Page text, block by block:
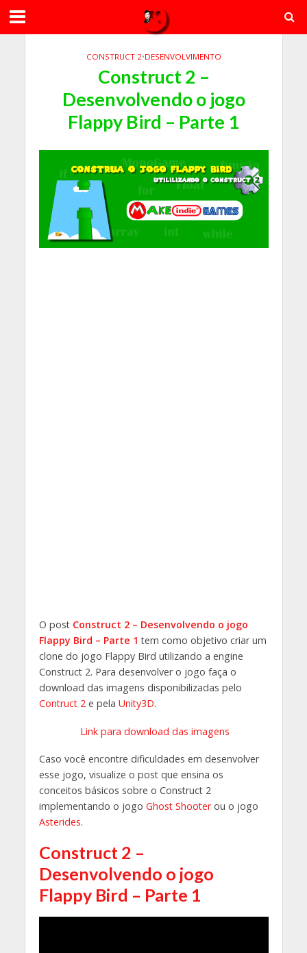
CONSTRUCT 2•DESENVOLVIMENTO
Construct 2 –
Desenvolvendo o jogo
Flappy Bird – Parte 1
O post Construct 2 – Desenvolvendo o jogo
Flappy Bird – Parte 1 tem como objetivo criar um
clone do jogo Flappy Bird utilizando a engine
Construct 2. Para desenvolver o jogo faça o
download das imagens disponibilizadas pelo
Contruct 2 e pela Unity3D.
Link para download das imagens
Caso você encontre dificuldades em desenvolver
esse jogo, visualize o post que ensina os
conceitos básicos sobre o Construct 2
implementando o jogo Ghost Shooterou o jogo
Asterides.
Construct 2 –
Desenvolvendo o jogo
Flappy Bird – Parte 1